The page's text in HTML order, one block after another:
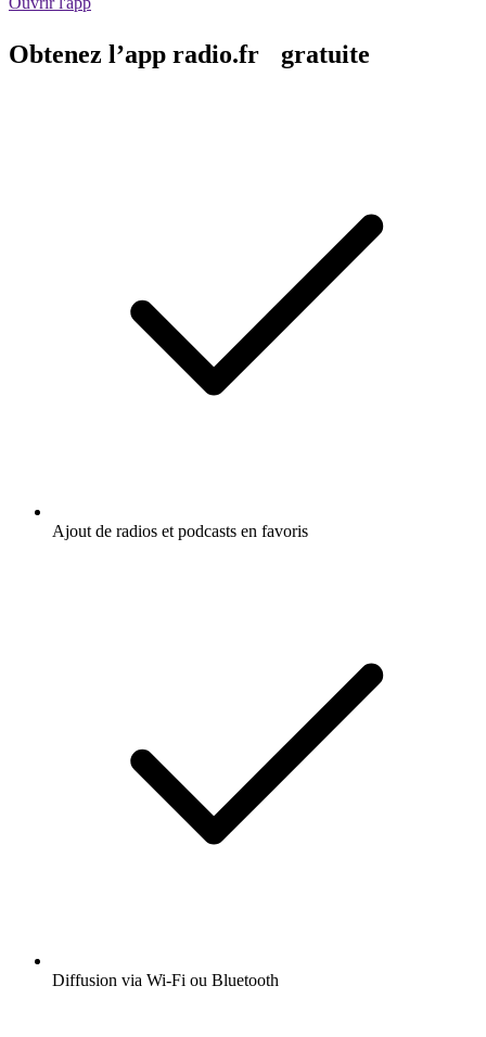
Obtenez l’app radio.fr gratuite
Ajout de radios et podcasts en favoris
Diffusion via Wi-Fi ou Bluetooth